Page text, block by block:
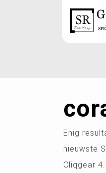
Enig
nieuwste
Cliqgear